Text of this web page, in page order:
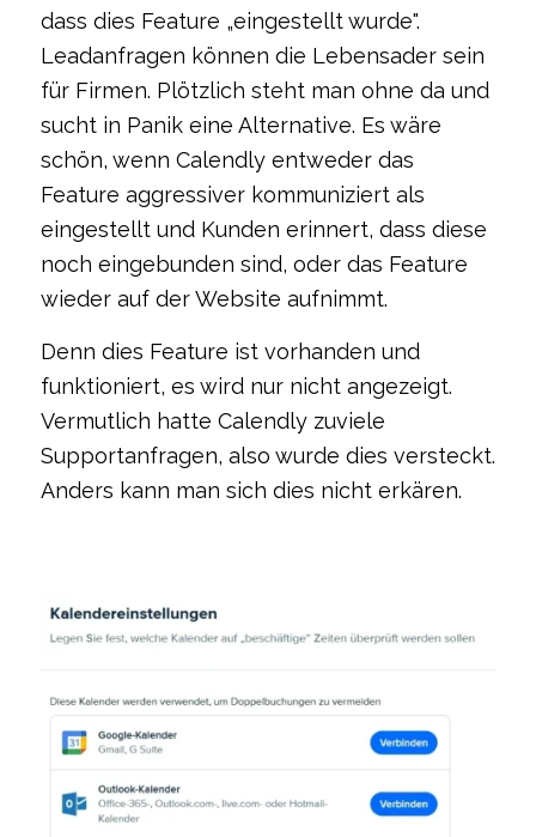
dass dies Feature „eingestellt wurde".
Leadanfragen können die Lebensader sein
für Firmen. Plötzlich steht man ohne da und
sucht in Panik eine Alternative. Es wäre
schön, wenn Calendly entweder das
Feature aggressiver kommuniziert als
eingestellt und Kunden erinnert, dass diese
noch eingebunden sind, oder das Feature
wieder auf der Website aufnimmt.
Denn dies Feature ist vorhanden und
funktioniert, es wird nur nicht angezeigt.
Vermutlich hatte Calendly zuviele
Supportanfragen, also wurde dies versteckt.
Anders kann man sich dies nicht erkären.